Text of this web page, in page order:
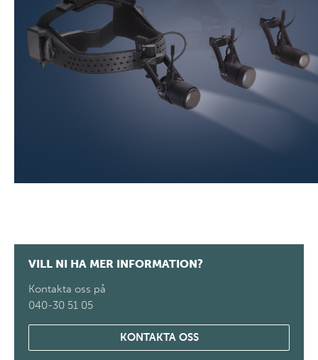
VILL NI HA MER INFORMATION?
Kontakta oss på
040-30 51 05
KONTAKTA OSS